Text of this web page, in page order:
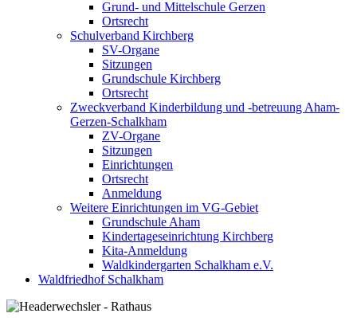
Grund- und Mittelschule Gerzen
Ortsrecht
Schulverband Kirchberg
SV-Organe
Sitzungen
Grundschule Kirchberg
Ortsrecht
Zweckverband Kinderbildung und -betreuung Aham-
Gerzen-Schalkham
ZV-Organe
Sitzungen
Einrichtungen
Ortsrecht
Anmeldung
Weitere Einrichtungen im VG-Gebiet
Grundschule Aham
Kindertageseinrichtung Kirchberg
Kita-Anmeldung
Waldkindergarten Schalkham e.V.
Waldfriedhof Schalkham